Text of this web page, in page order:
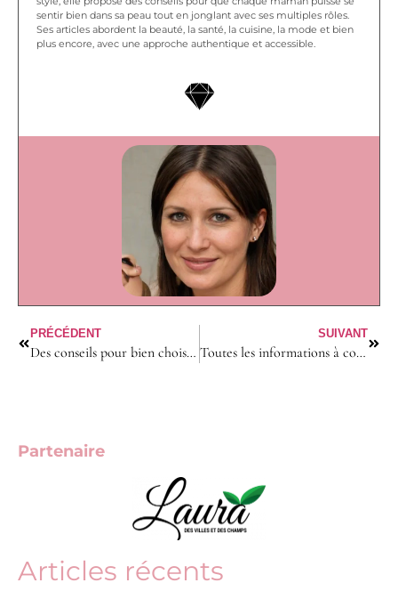
sentir bien dans sa peau tout en jonglant avec ses multiples rôles.
Ses articles abordent la beauté, la santé, la cuisine, la mode et bien
plus encore, avec une approche authentique et accessible.
PRÉCÉDENT
Des conseils pour bien choisir votre linge de lit
SUIVANT
Toutes les informations à connaître sur l’endermologie du corps
Partenaire
Articles récents